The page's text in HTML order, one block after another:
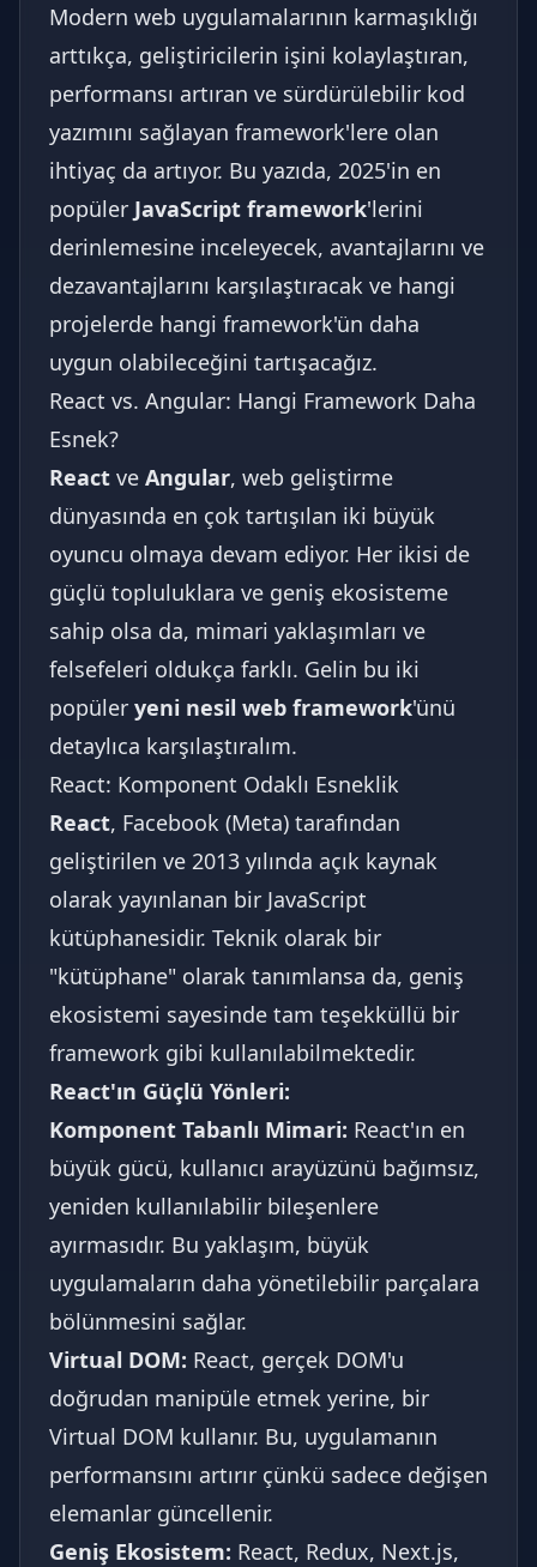
Modern web uygulamalarının karmaşıklığı
arttıkça, geliştiricilerin işini kolaylaştıran,
performansı artıran ve sürdürülebilir kod
yazımını sağlayan framework'lere olan
ihtiyaç da artıyor. Bu yazıda, 2025'in en
popüler JavaScript framework'lerini
derinlemesine inceleyecek, avantajlarını ve
dezavantajlarını karşılaştıracak ve hangi
projelerde hangi framework'ün daha
uygun olabileceğini tartışacağız.
React vs. Angular: Hangi Framework Daha
Esnek?
React ve Angular, web geliştirme
dünyasında en çok tartışılan iki büyük
oyuncu olmaya devam ediyor. Her ikisi de
güçlü topluluklara ve geniş ekosisteme
sahip olsa da, mimari yaklaşımları ve
felsefeleri oldukça farklı. Gelin bu iki
popüler yeni nesil web framework'ünü
detaylıca karşılaştıralım.
React: Komponent Odaklı Esneklik
React, Facebook (Meta) tarafından
geliştirilen ve 2013 yılında açık kaynak
olarak yayınlanan bir JavaScript
kütüphanesidir. Teknik olarak bir
"kütüphane" olarak tanımlansa da, geniş
ekosistemi sayesinde tam teşekküllü bir
framework gibi kullanılabilmektedir.
React'ın Güçlü Yönleri:
Komponent Tabanlı Mimari: React'ın en
büyük gücü, kullanıcı arayüzünü bağımsız,
yeniden kullanılabilir bileşenlere
ayırmasıdır. Bu yaklaşım, büyük
uygulamaların daha yönetilebilir parçalara
bölünmesini sağlar.
Virtual DOM: React, gerçek DOM'u
doğrudan manipüle etmek yerine, bir
Virtual DOM kullanır. Bu, uygulamanın
performansını artırır çünkü sadece değişen
elemanlar güncellenir.
Geniş Ekosistem: React, Redux, Next.js,